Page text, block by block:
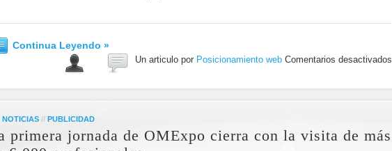
Continua Leyendo »
Un articulo por Posicionamiento web Comentarios desactivados
NOTICIAS // PUBLICIDAD
primera jornada de OMExpo cierra con la visita de más